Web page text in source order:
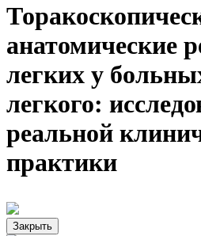
анатомические
легких у
легкого:
реальной
практики
Закрыть